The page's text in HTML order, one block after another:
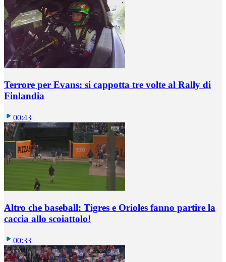
Terrore per Evans: si cappotta tre volte al Rally di
Finlandia
00:43
Altro che baseball: Tigres e Orioles fanno partire la
caccia allo scoiattolo!
00:33